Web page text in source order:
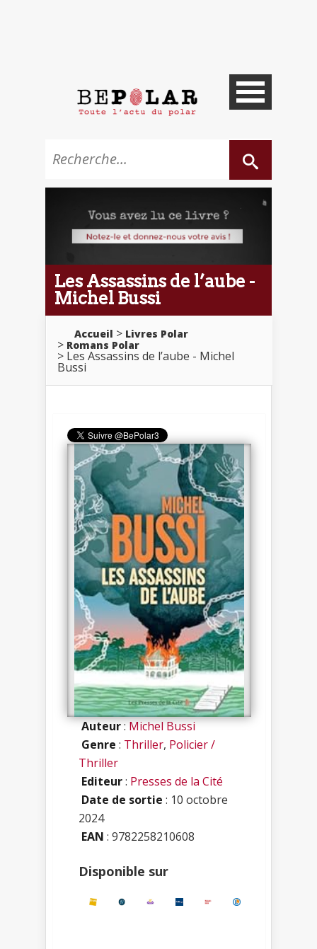
Les Assassins de l’aube -
Michel Bussi
Accueil
Livres Polar
Romans Polar
Les Assassins de l’aube - Michel
Bussi
Auteur:Michel Bussi
Genre : Thriller, Policier /
Thriller
Editeur: Presses de la Cité
Date de sortie : 10 octobre
2024
EAN : 9782258210608
Disponible sur